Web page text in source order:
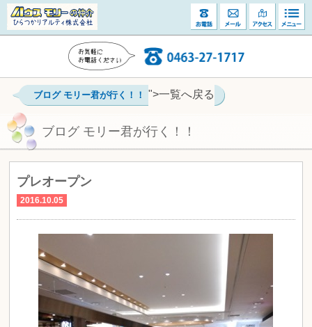
ブログ モリー君が行く！！ ">一覧へ戻る
ブログ モリー君が行く！！
プレオープン
2016.10.05